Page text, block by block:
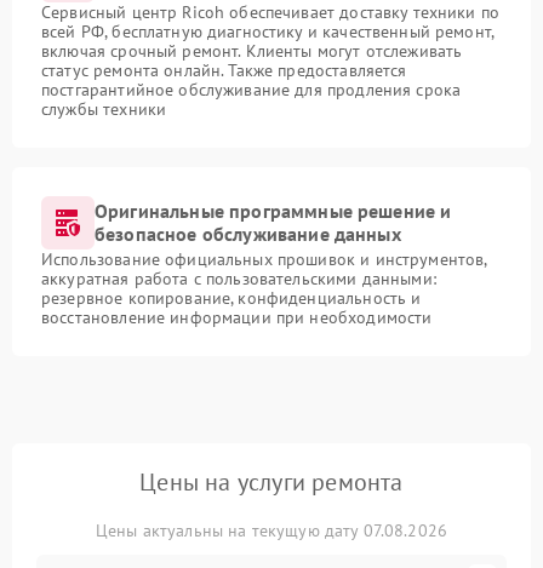
Сервисный центр Ricoh обеспечивает доставку техники по
всей РФ, бесплатную диагностику и качественный ремонт,
включая срочный ремонт. Клиенты могут отслеживать
статус ремонта онлайн. Также предоставляется
постгарантийное обслуживание для продления срока
службы техники
Оригинальные программные решение и
безопасное обслуживание данных
Использование официальных прошивок и инструментов,
аккуратная работа с пользовательскими данными:
резервное копирование, конфиденциальность и
восстановление информации при необходимости
Цены на услуги ремонта
Цены актуальны на текущую дату 07.08.2026